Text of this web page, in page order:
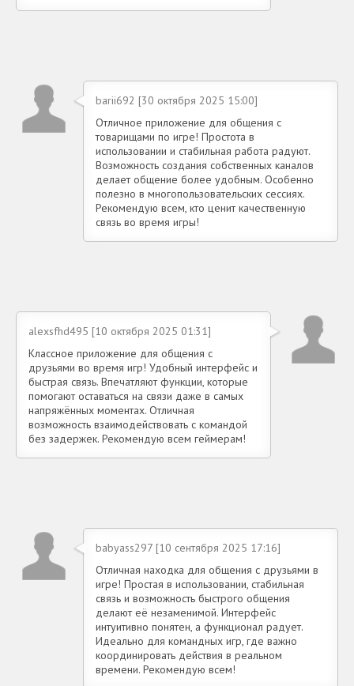
barii692 [30 октября 2025 15:00]
Отличное приложение для общения с
товарищами по игре! Простота в
использовании и стабильная работа радуют.
Возможность создания собственных каналов
делает общение более удобным. Особенно
полезно в многопользовательских сессиях.
Рекомендую всем, кто ценит качественную
связь во время игры!
alexsfhd495 [10 октября 2025 01:31]
Классное приложение для общения с
друзьями во время игр! Удобный интерфейс и
быстрая связь. Впечатляют функции, которые
помогают оставаться на связи даже в самых
напряжённых моментах. Отличная
возможность взаимодействовать с командой
без задержек. Рекомендую всем геймерам!
babyass297 [10 сентября 2025 17:16]
Отличная находка для общения с друзьями в
игре! Простая в использовании, стабильная
связь и возможность быстрого общения
делают её незаменимой. Интерфейс
интуитивно понятен, а функционал радует.
Идеально для командных игр, где важно
координировать действия в реальном
времени. Рекомендую всем!